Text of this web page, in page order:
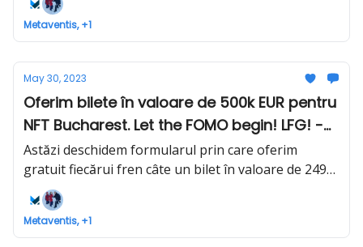
Metaventis, +1
May 30, 2023
Oferim bilete în valoare de 500k EUR pentru
NFT Bucharest. Let the FOMO begin! LFG! -
It's NFTime #33
Astăzi deschidem formularul prin care oferim
gratuit fiecărui fren câte un bilet în valoare de 249
EUR pentru NFT Bucharest.
Metaventis, +1